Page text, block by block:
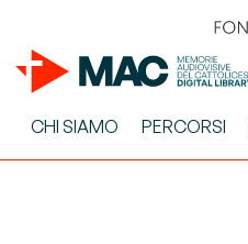
CHI SIAMO PERCORSI